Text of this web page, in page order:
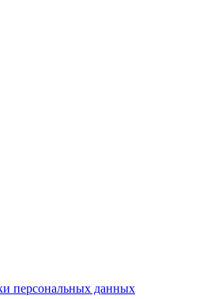
персональных данных